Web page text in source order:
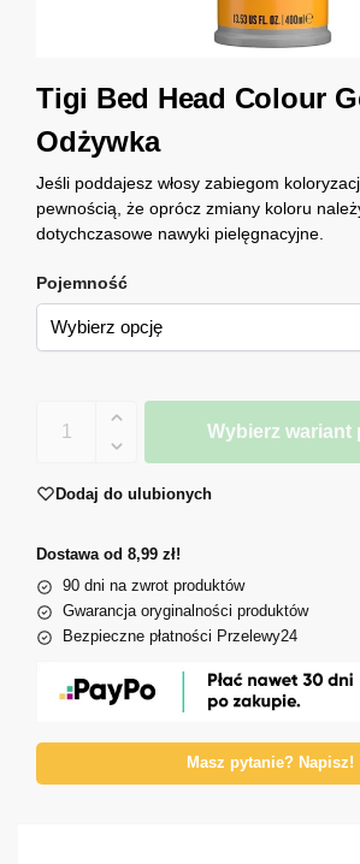
Tigi Bed Head Colour
Odżywka
Jeśli poddajesz włosy zabiegom
pewnością, że oprócz zmiany koloru
dotychczasowe nawyki pielęgnacyjne.
Pojemność
Wybierz wariant
Dodaj do ulubionych
Dostawa od 8,99 zł!
90 dni na zwrot produktów
Gwarancja oryginalności produktów
Bezpieczne płatności Przelewy24
Masz pytanie? Napisz!